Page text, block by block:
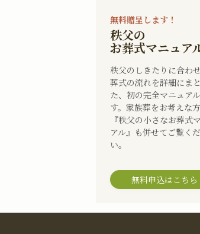
無料贈呈します！
秩父の
お葬式マニュア
秩父のしきたりに合わ
葬式の流れを詳細にま
た、初の完全マニュア
す。家族葬をお考えな
『秩父の小さなお葬式
アル』も併せてご覧く
い。
無料申込はこちら